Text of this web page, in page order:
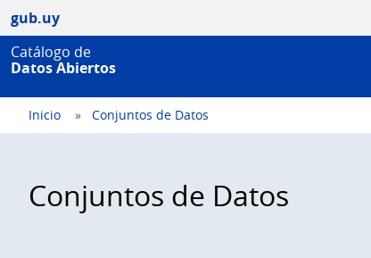
gub.uy
Catálogo de
Datos Abiertos
Inicio Conjuntos de Datos
Conjuntos de Datos